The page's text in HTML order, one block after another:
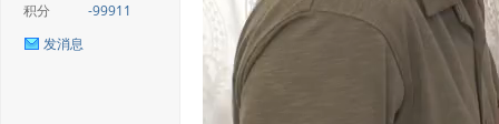
积分
-99911
发消息